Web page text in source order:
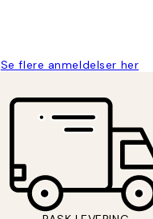
Se flere anmeldelser her